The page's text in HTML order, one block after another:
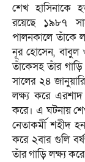
শেখ হাসিনাকে
রয়েছে ১৯৮৭
পালনকালে তাঁকে
নূর হোসেন, বাবুল
তাঁকেসহ তাঁর
সালের ২৪
লক্ষ্য করে এরশাদ
করে। এ ঘটনায়
নেতাকর্মী শহীদ
করে ২বার গুলি
তাঁর গাড়ি লক্ষ্য